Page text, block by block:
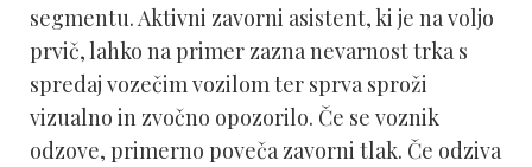
segmentu. Aktivni zavorni asistent, ki je na voljo
prvič, lahko na primer zazna nevarnost trka s
spredaj vozečim vozilom ter sprva sproži
vizualno in zvočno opozorilo. Če se voznik
odzove, primerno poveča zavorni tlak. Če odziva